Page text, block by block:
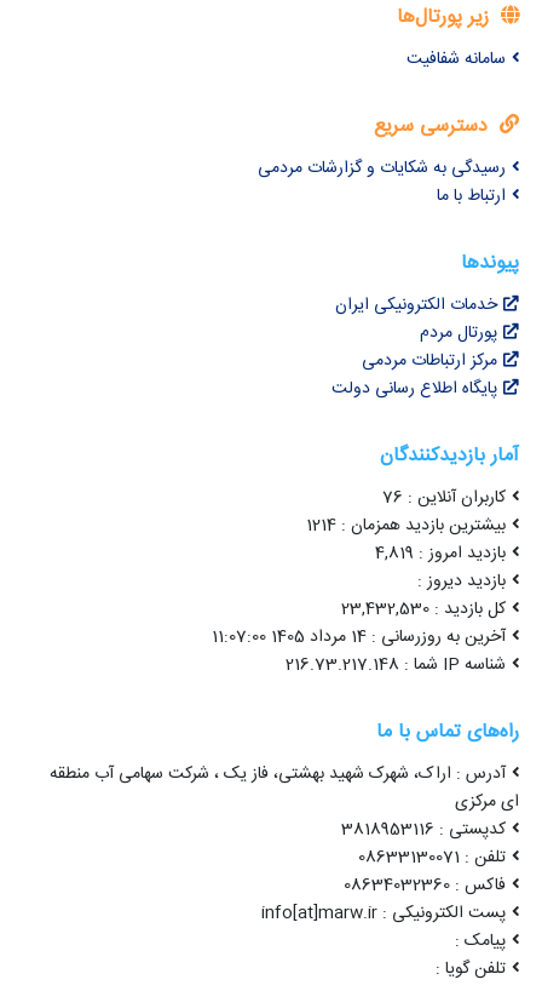
زیر پورتال‌ها
سامانه شفافیت
دسترسی سریع
رسیدگی به شکایات و گزارشات مردمی
ارتباط با ما
پیوندها
خدمات الکترونیکی ایران
پورتال مردم
مرکز ارتباطات مردمی
پایگاه اطلاع رسانی دولت
آمار بازدیدکنندگان
کاربران آنلاین : 76
بیشترین بازدید همزمان : 1214
بازدید امروز : 4,819
بازدید دیروز :
کل بازدید : 23,432,530
آخرین به روزرسانی : 14 مرداد 1405 11:07:00
شناسه IP شما : 216.73.217.148
راه‌های تماس با ما
آدرس : اراک، شهرک شهید بهشتی، فاز یک ، شرکت سهامی آب منطقه
ای مرکزی
کدپستی : 3818953116
تلفن : 08633130071
فاکس : 08634032360
پست الکترونیکی : info[at]marw.ir
پیامک :
تلفن گویا :